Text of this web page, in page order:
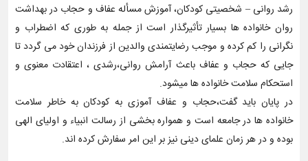
رشد روانی – شخصیتی کودکان، آموزش مسأله عفاف و حجاب در بهداشت
روان خانواده ها بسیار تأثیرگذار است از جمله به طوری که اضطراب و
نگرانی را کم کرده و موجب رضایتمندی والدین از فرزندان خود می گردد تا
جایی که حجاب و عفاف باعث آرامش روانی،رشدی ، اعتقادت معنوی و
استحکام سلامت خانواده ها میشود.
در پایان باید گفت،حجاب و عفاف آموزی به کودکان به خاطر سلامت
خانواده ها در جامعه است و همواره بخشی از رسالت انبیاء و اولیای الهی
بوده و در هر زمان علمای دینی نیز بر این امر سفارش کرده اند.